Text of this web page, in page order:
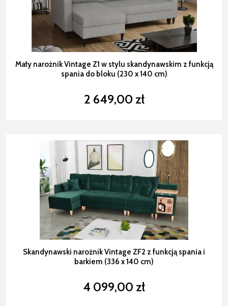
Mały narożnik Vintage Z1 w stylu skandynawskim z funkcją
spania do bloku (230 x 140 cm)
2 649,00 zł
Skandynawski narożnik Vintage ZF2 z funkcją spania i
barkiem (336 x 140 cm)
4 099,00 zł